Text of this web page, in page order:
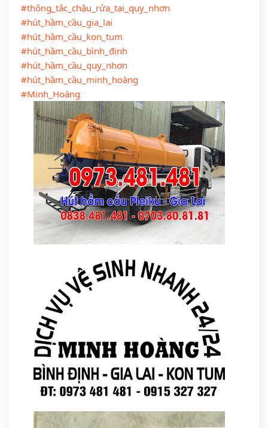
#thông_tắc_chậu_rửa_tại_quy_nhơn
#hút_hầm_cầu_gia_lai
#hút_hầm_cầu_kon_tum
#hút_hầm_cầu_bình_định
#hút_hầm_cầu_quy_nhơn
#hút_hầm_cầu_minh_hoàng
#Minh_Hoàng